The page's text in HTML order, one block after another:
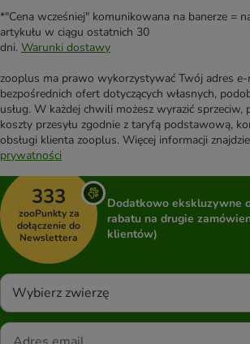
*"Cena wcześniej" komunikowana na banerze =
artykułu w ciągu ostatnich 30
dni. Warunki dostawy
zooplus ma prawo wykorzystywać Twój adres e-
bezpośrednich ofert dotyczących własnych,
usług. W każdej chwili możesz wyrazić sprzeciw,
koszty przesyłu zgodnie z taryfą podstawową,
obsługi klienta zooplus. Więcej informacji
prywatności
333
zooPunkty za
dołączenie do
Newslettera
Dodatkowo ekskluzywne
rabatu na drugie
klientów)
Wybierz zwierzę